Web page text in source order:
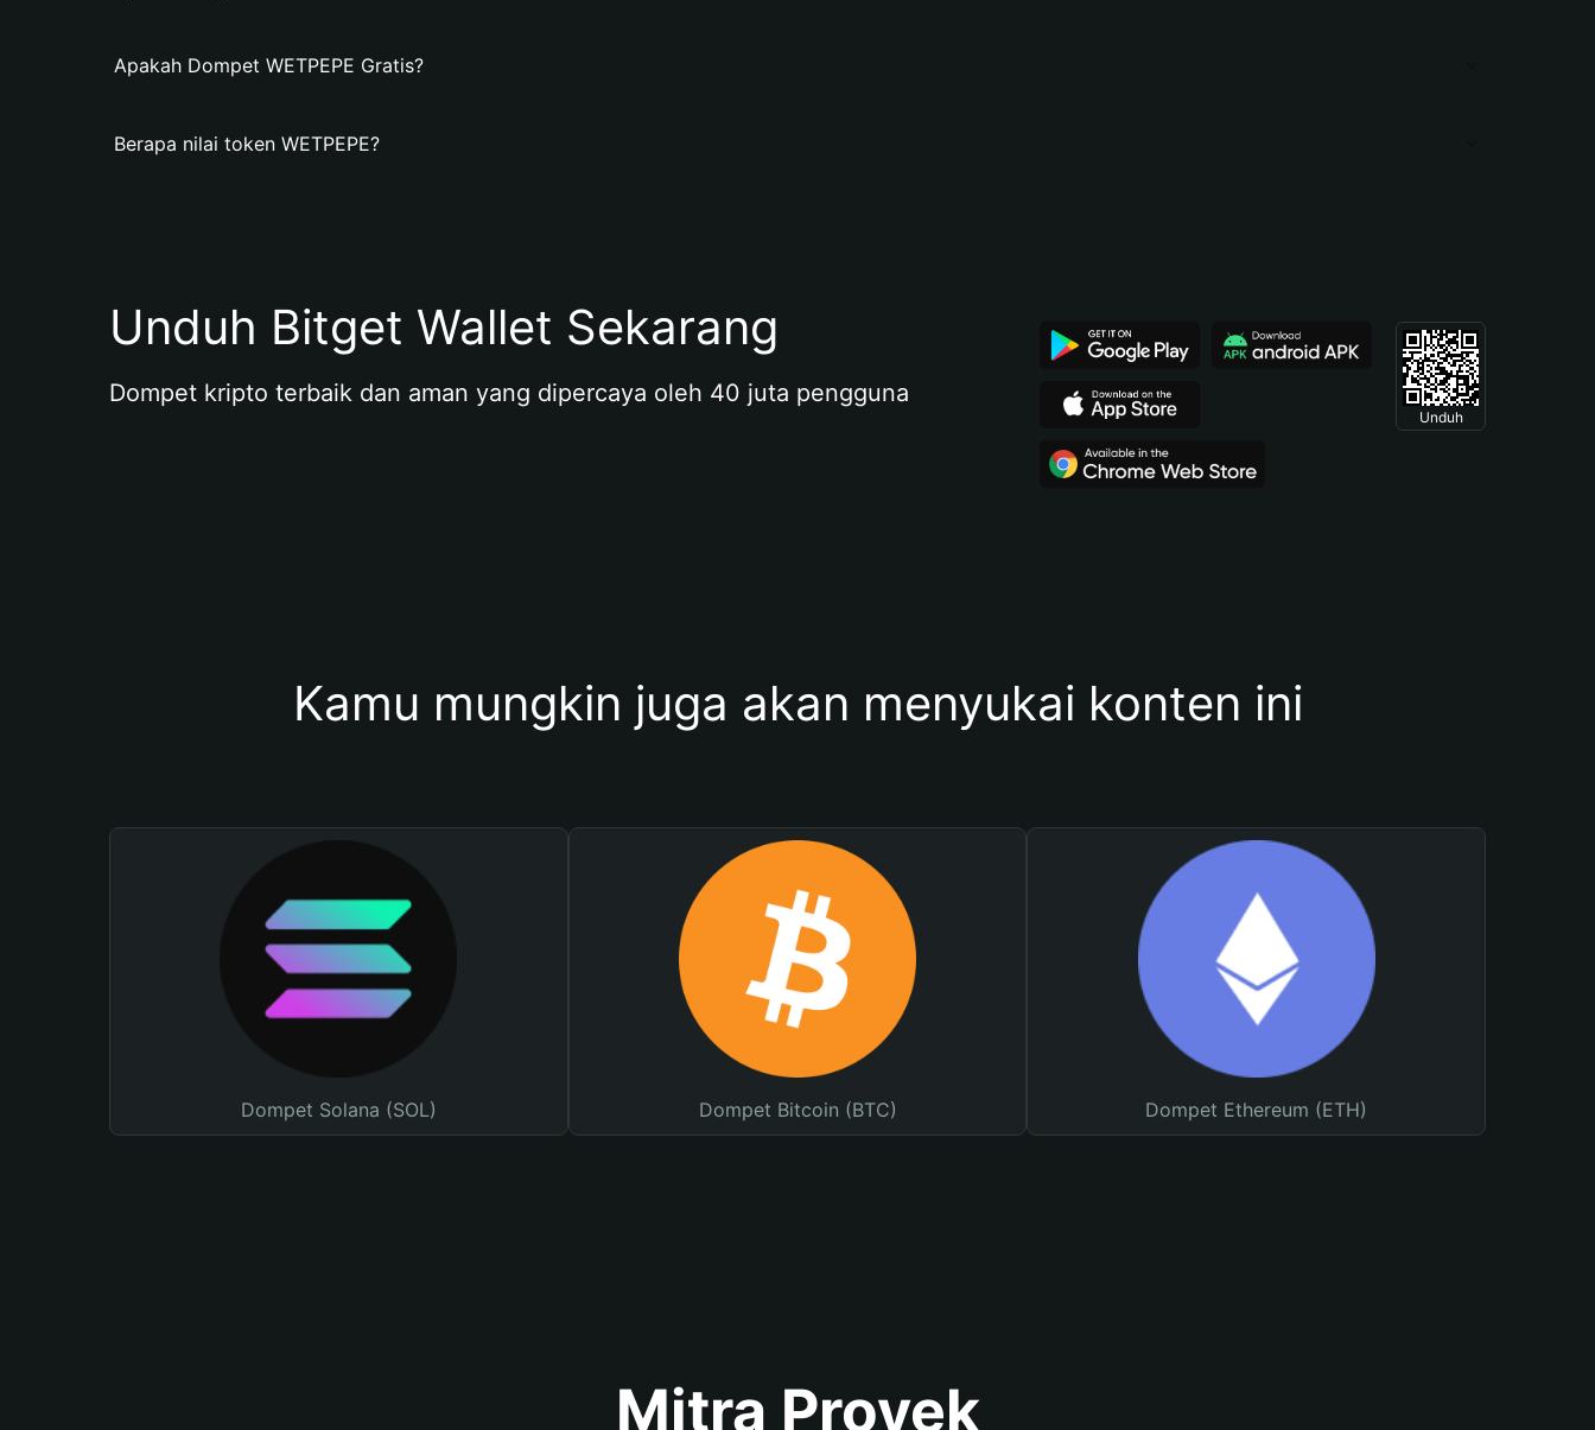
Apakah Dompet WETPEPE Gratis?
Berapa nilai token WETPEPE?
Unduh Bitget Wallet Sekarang
Dompet kripto terbaik dan aman yang dipercaya oleh 40 juta pengguna
Unduh
Kamu mungkin juga akan menyukai konten ini
Dompet Solana (SOL) Dompet Bitcoin (BTC) Dompet Ethereum (ETH)
Mitra Proyek